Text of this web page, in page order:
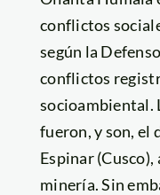
conflictos
según la
conflictos
socioambiental.
fueron, y son, el
Espinar
minería. Sin